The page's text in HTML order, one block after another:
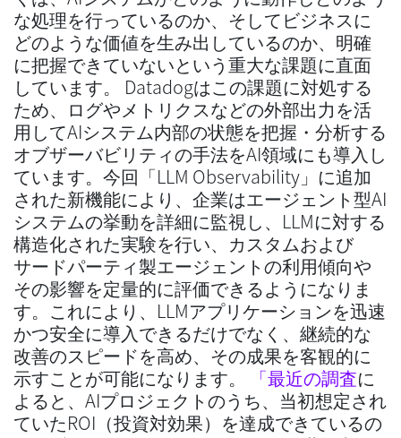
な処理を行っているのか、そしてビジネスに
どのような価値を生み出しているのか、明確
に把握できていないという重大な課題に直面
しています。 Datadogはこの課題に対処する
ため、ログやメトリクスなどの外部出力を活
用してAIシステム内部の状態を把握・分析する
オブザーバビリティの手法をAI領域にも導入し
ています。今回「LLM Observability」に追加
された新機能により、企業はエージェント型AI
システムの挙動を詳細に監視し、LLMに対する
構造化された実験を行い、カスタムおよび
サードパーティ製エージェントの利用傾向や
その影響を定量的に評価できるようになりま
す。これにより、LLMアプリケーションを迅速
かつ安全に導入できるだけでなく、継続的な
改善のスピードを高め、その成果を客観的に
示すことが可能になります。
「最近の調査に
よると、AIプロジェクトのうち、当初想定され
ていたROI（投資対効果）を達成できているの